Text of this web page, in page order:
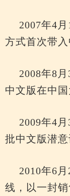
2007年4
方式首次带入
2008年8
中文版在中
2009年4
批中文版潜意
2010年6
线，以一封